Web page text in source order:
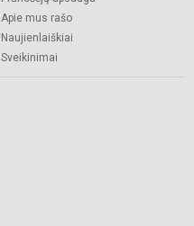
Apie mus rašo
Naujienlaiškiai
Sveikinimai